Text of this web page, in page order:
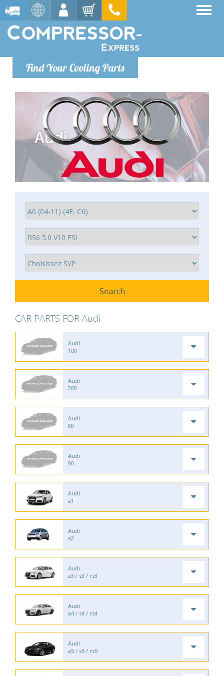
Find Your Cooling Parts
Audi
CAR PARTS FOR Audi
Audi
100
Audi
200
Audi
80
Audi
90
Audi
a1
Audi
a2
Audi
a3 / s3 / rs3
Audi
a4 / s4 / rs4
Audi
a5 / s5 / rs5